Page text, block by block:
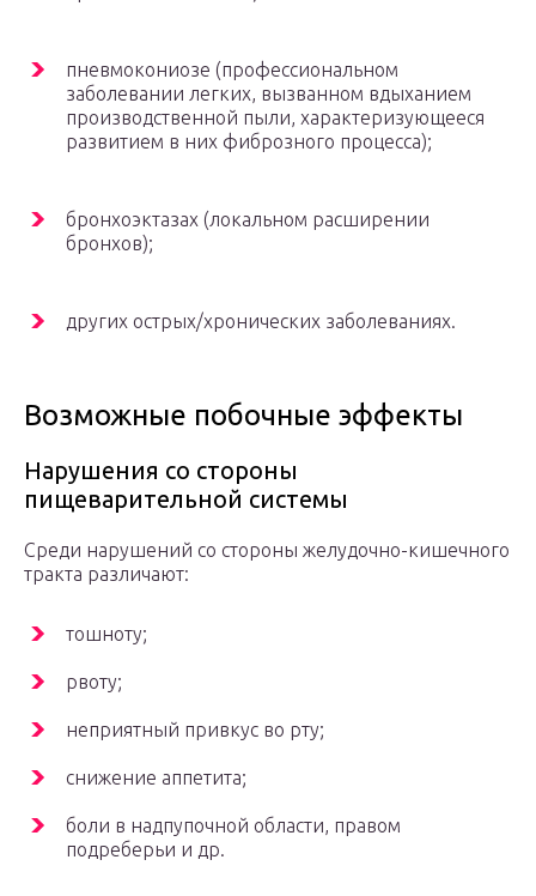
пневмокониозе (профессиональном
заболевании легких, вызванном вдыханием
производственной пыли, характеризующееся
развитием в них фиброзного процесса);
бронхоэктазах (локальном расширении
бронхов);
других острых/хронических заболеваниях.
Возможные побочные эффекты
Нарушения со стороны
пищеварительной системы
Среди нарушений со стороны желудочно-кишечного
тракта различают:
тошноту;
рвоту;
неприятный привкус во рту;
снижение аппетита;
боли в надпупочной области, правом
подреберьи и др.